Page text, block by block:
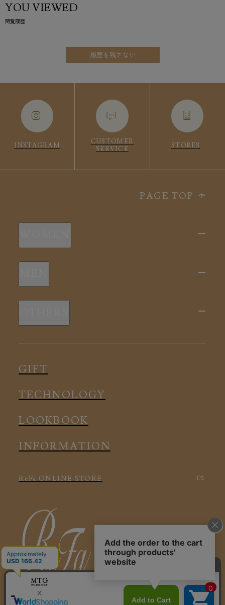
YOU VIEWED
閲覧履歴
履歴を残さない
INSTAGRAM
CUSTOMER
SERVICE
STORES
PAGE TOP
新商品
スリープウェア
ルームウェア
アクセサリー
新商品
ルームウェア
アクセサリー
GIFT
TECHNOLOGY
LOOKBOOK
INFORMATION
ReFa ONLINE STORE
特定商取引に関する法律に基づく表記 利用規約 会社概要